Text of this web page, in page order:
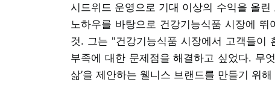
시드위드 운영으로 기대 이상의 수익을 올
노하우를 바탕으로 건강기능식품 시장에
것. 그는 "건강기능식품 시장에서 고객들이
부족에 대한 문제점을 해결하고 싶었다. 무
삶’을 제안하는 웰니스 브랜드를 만들기 위